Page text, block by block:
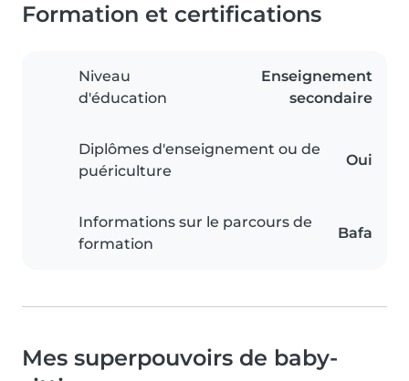
Formation et certifications
Niveau
d'éducation
Enseignement
secondaire
Diplômes d'enseignement ou de
puériculture
Oui
Informations sur le parcours de
formation
Bafa
Mes superpouvoirs de baby-